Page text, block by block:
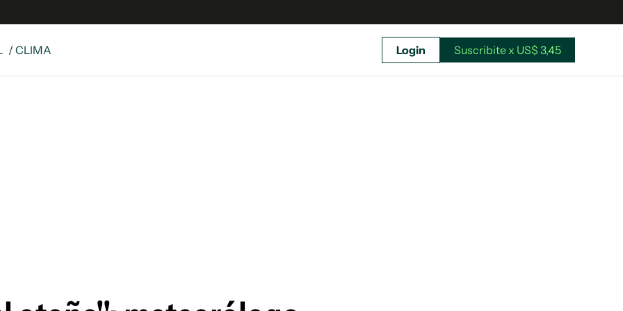
/ CLIMA Login Suscribite x US$ 3,45